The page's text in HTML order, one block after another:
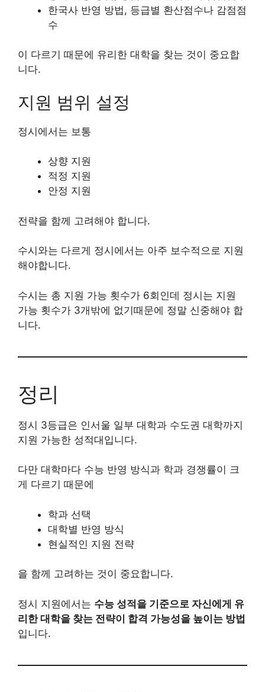
한국사 반영 방법, 등급별 환산점수나 감점점
수
이 다르기 때문에 유리한 대학을 찾는 것이 중요합
니다.
지원 범위 설정
정시에서는 보통
상향 지원
적정 지원
안정 지원
전략을 함께 고려해야 합니다.
수시와는 다르게 정시에서는 아주 보수적으로 지원
해야합니다.
수시는 총 지원 가능 횟수가 6회인데 정시는 지원
가능 횟수가 3개밖에 없기때문에 정말 신중해야 합
니다.
정리
정시 3등급은 인서울 일부 대학과 수도권 대학까지
지원 가능한 성적대입니다.
다만 대학마다 수능 반영 방식과 학과 경쟁률이 크
게 다르기 때문에
학과 선택
대학별 반영 방식
현실적인 지원 전략
을 함께 고려하는 것이 중요합니다.
정시 지원에서는 수능 성적을 기준으로 자신에게 유
리한 대학을 찾는 전략이 합격 가능성을 높이는 방법
입니다.